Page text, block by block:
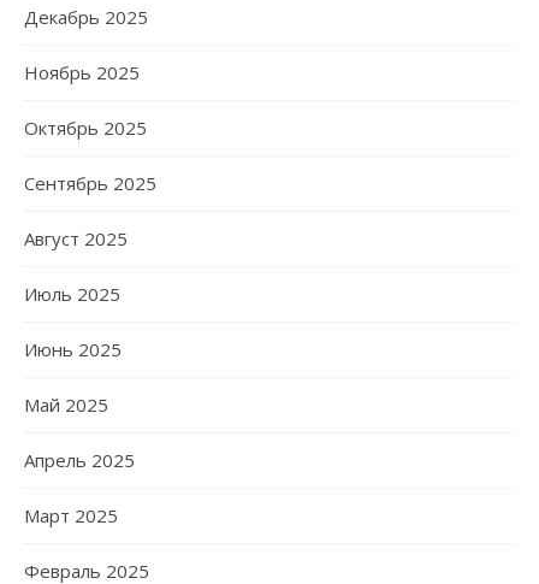
Декабрь 2025
Ноябрь 2025
Октябрь 2025
Сентябрь 2025
Август 2025
Июль 2025
Июнь 2025
Май 2025
Апрель 2025
Март 2025
Февраль 2025